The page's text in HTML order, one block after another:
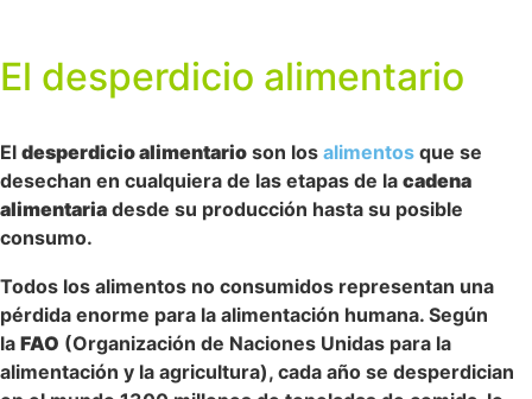
El desperdicio alimentario
El desperdicio alimentario son los alimentos que se
desechan en cualquiera de las etapas de la cadena
alimentaria desde su producción hasta su posible
consumo.
Todos los alimentos no consumidos representan una
pérdida enorme para la alimentación humana. Según
la FAO (Organización de Naciones Unidas para la
alimentación y la agricultura), cada año se desperdician